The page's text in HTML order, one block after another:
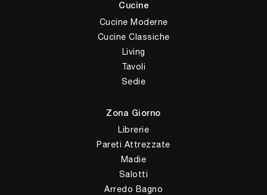
Cucine
Cucine Moderne
Cucine Classiche
Living
Tavoli
Sedie
Zona Giorno
Librerie
Pareti Attrezzate
Madie
Salotti
Arredo Bagno